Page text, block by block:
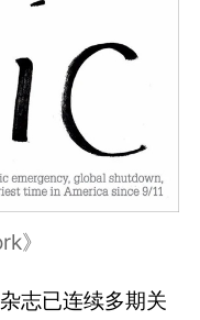
》
志已连续多期关